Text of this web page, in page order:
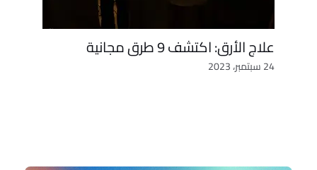
علاج الأرق: اكتشف 9 طرق مجانية
24 سبتمبر، 2023